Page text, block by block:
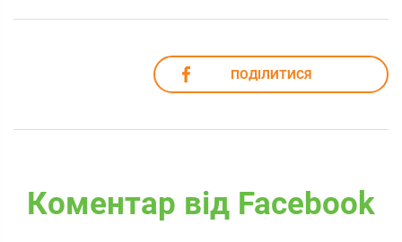
ПОДІЛИТИСЯ
Коментар від Facebook